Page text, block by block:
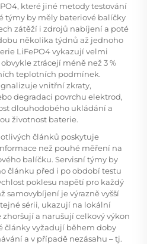
které jiné metody testování
týmy by měly bateriové balíčky
zátěží i zdrojů nabíjení a poté
několika týdnů až jednoho
LiFePO4 vykazují velmi
ztrácejí méně než 3 %
teplotních podmínek.
vnitřní zkraty,
degradaci povrchu elektrod,
dlouhodobého ukládání a
životnost baterie.
článků poskytuje
než pouhé měření na
balíčku. Servisní týmy by
článku před i po období testu
poklesu napětí pro každý
samovybíjení je výrazně vyšší
sérii, ukazují na lokální
a narušují celkový výkon
články vyžadují během doby
a v případě nezásahu – tj.